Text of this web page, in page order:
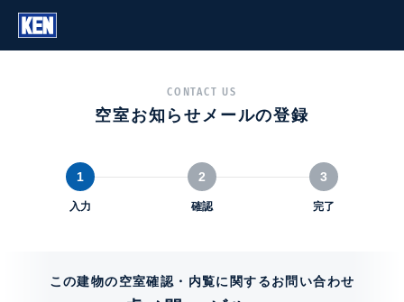
CONTACT US
空室お知らせメールの登録
1
入力
2
確認
3
完了
この建物の空室確認・内覧に関するお問い合わせ